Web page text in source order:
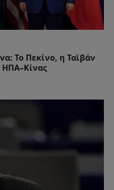
Το Πεκίνο, η Ταϊβάν
ΗΠΑ–Κίνας